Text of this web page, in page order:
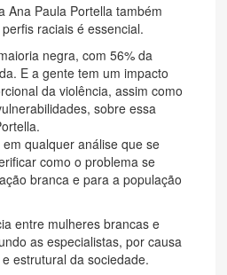
Ana Paula Portella também
raciais é essencial.
negra, com 56% da
E a gente tem um impacto
da violência, assim como
sobre essa
qualquer análise que se
como o problema se
branca e para a população
entre mulheres brancas e
as especialistas, por causa
estrutural da sociedade.